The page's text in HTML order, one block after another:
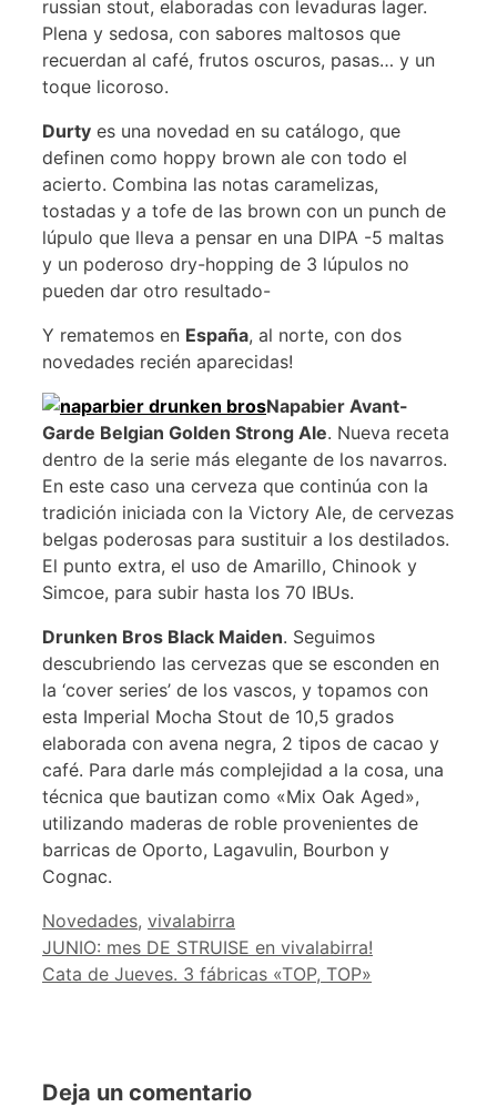
russian stout, elaboradas con levaduras lager.
Plena y sedosa, con sabores maltosos que
recuerdan al café, frutos oscuros, pasas… y un
toque licoroso.
Durty es una novedad en su catálogo, que
definen como hoppy brown ale con todo el
acierto. Combina las notas caramelizas,
tostadas y a tofe de las brown con un punch de
lúpulo que lleva a pensar en una DIPA -5 maltas
y un poderoso dry-hopping de 3 lúpulos no
pueden dar otro resultado-
Y rematemos en España, al norte, con dos
novedades recién aparecidas!
Napabier Avant-
Garde Belgian Golden Strong Ale. Nueva receta
dentro de la serie más elegante de los navarros.
En este caso una cerveza que continúa con la
tradición iniciada con la Victory Ale, de cervezas
belgas poderosas para sustituir a los destilados.
El punto extra, el uso de Amarillo, Chinook y
Simcoe, para subir hasta los 70 IBUs.
Drunken Bros Black Maiden. Seguimos
descubriendo las cervezas que se esconden en
la ‘cover series’ de los vascos, y topamos con
esta Imperial Mocha Stout de 10,5 grados
elaborada con avena negra, 2 tipos de cacao y
café. Para darle más complejidad a la cosa, una
técnica que bautizan como «Mix Oak Aged»,
utilizando maderas de roble provenientes de
barricas de Oporto, Lagavulin, Bourbon y
Cognac.
Categorías
Novedades, vivalabirra
JUNIO: mes DE STRUISE en vivalabirra!
Cata de Jueves. 3 fábricas «TOP, TOP»
Deja un comentario